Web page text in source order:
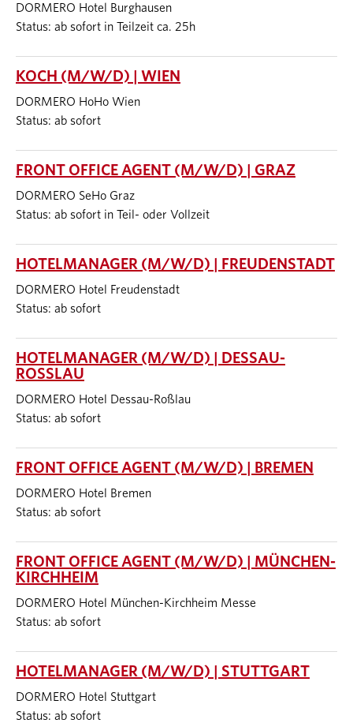
DORMERO Hotel Burghausen
Status: ab sofort in Teilzeit ca. 25h
KOCH (M/W/D) | WIEN
DORMERO HoHo Wien
Status: ab sofort
FRONT OFFICE AGENT (M/W/D) | GRAZ
DORMERO SeHo Graz
Status: ab sofort in Teil- oder Vollzeit
HOTELMANAGER (M/W/D) | FREUDENSTADT
DORMERO Hotel Freudenstadt
Status: ab sofort
HOTELMANAGER (M/W/D) | DESSAU-
ROSSLAU
DORMERO Hotel Dessau-Roßlau
Status: ab sofort
FRONT OFFICE AGENT (M/W/D) | BREMEN
DORMERO Hotel Bremen
Status: ab sofort
FRONT OFFICE AGENT (M/W/D) | MÜNCHEN-
KIRCHHEIM
DORMERO Hotel München-Kirchheim Messe
Status: ab sofort
HOTELMANAGER (M/W/D) | STUTTGART
DORMERO Hotel Stuttgart
Status: ab sofort